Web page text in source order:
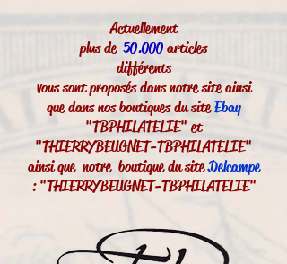
Actuellement
plus de50.000articles
différents
vous sont proposés dans notre site ainsi
que dans nos boutiques du siteEbay
"TBPHILATELIE" et
"THIERRYBEUGNET-TBPHILATELIE"
ainsi que notre boutique du siteDelcampe
: "THIERRYBEUGNET-TBPHILATELIE"